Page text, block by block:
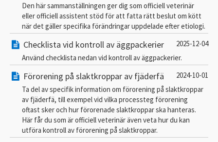
Den här sammanställningen ger dig som officiell veterinär
eller officiell assistent stöd för att fatta rätt beslut om kött
när det gäller specifika förändringar uppdelade efter etiologi.
Checklista vid kontroll av äggpackerier
2025-12-04
Använd checklista nedan vid kontroll av äggpackerier.
Förorening på slaktkroppar av fjäderfä
2024-10-01
Ta del av specifik information om förorening på slaktkroppar
av fjäderfä, till exempel vid vilka processteg förorening
oftast sker och hur förorenade slaktkroppar ska hanteras.
Här får du som är officiell veterinär även veta hur du kan
utföra kontroll av förorening på slaktkroppar.